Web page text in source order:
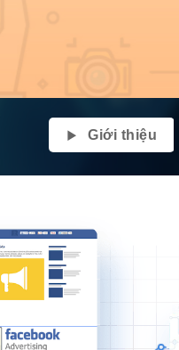
Giới thiệu